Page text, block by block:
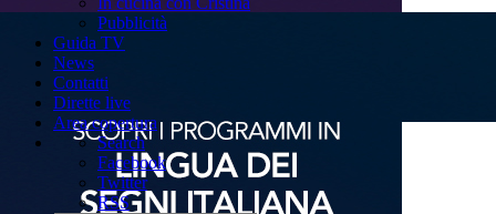
Pubblicità
Guida TV
News
Contatti
Dirette live
Area copertura
Search
Facebook
Twitter
RSS